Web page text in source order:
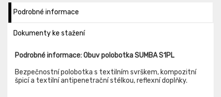
Podrobné informace
Dokumenty ke stažení
Podrobné informace: Obuv polobotka SUMBA S1PL
Bezpečnostní polobotka s textilním svrškem, kompozitní
špicí a textilní antipenetrační stélkou, reflexní doplňky.